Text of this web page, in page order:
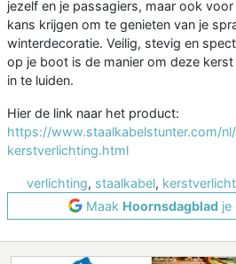
jezelf en je passagiers, maar ook
kans krijgen om te genieten van je
winterdecoratie. Veilig, stevig en
op je boot is de manier om deze
in te luiden.
Hier de link naar het product:
https://www.staalkabelstunter.com/
kerstverlichting.html
verlichting, staalkabel,
Maak Hoornsdagbladje